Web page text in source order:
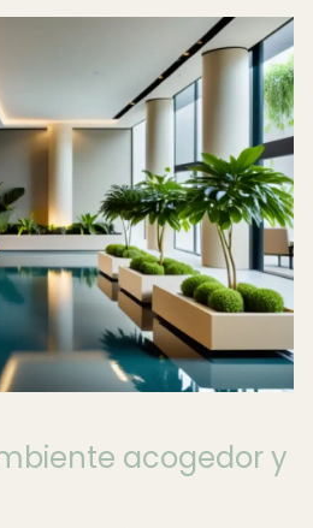
acogedor y